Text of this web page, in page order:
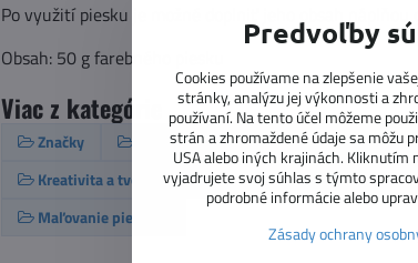
Po využití piesku je možné doplniť jeho obsah náplňou
Obsah: 50 g farebného piesku
Viac z kategórie
Značky Vekové kategórie 3 - 5 rokov
Kreativita a tvorenie
Maľovanie pieskom
Maľovanie pieskom
Predvoľby
Cookies používame na zlepšenie
stránky, analýzu jej výkonnosti a
používaní. Na tento účel môžeme
strán a zhromaždené údaje sa môžu
USA alebo iných krajinách. Kliknutím
vyjadrujete svoj súhlas s týmto
podrobné informácie alebo
Zásady ochrany